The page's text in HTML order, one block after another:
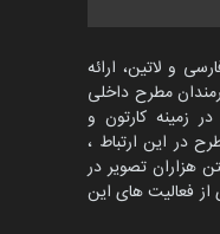
کارتون و
و لاتین، ارائه
مطرح داخلی
زمینه کارتون و
در این ارتباط ،
هزاران تصویر در
فعالیت های این